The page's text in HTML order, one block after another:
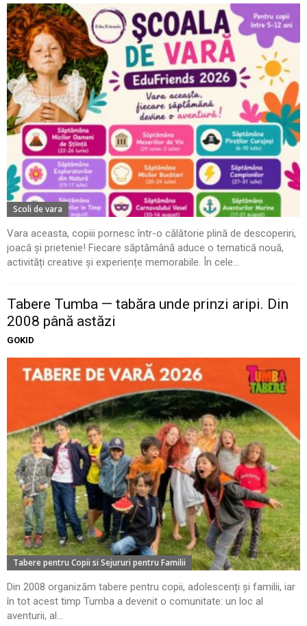
Scoli de vara
Vara aceasta, copiii pornesc într-o călătorie plină de descoperiri,
joacă și prietenie! Fiecare săptămână aduce o tematică nouă,
activități creative și experiențe memorabile. În cele...
Tabere Tumba — tabăra unde prinzi aripi. Din
2008 până astăzi
GOKID
Tabere pentru Copii si Sejururi pentru Familii
Din 2008 organizăm tabere pentru copii, adolescenți și familii, iar
în tot acest timp Tumba a devenit o comunitate: un loc al
aventurii, al...